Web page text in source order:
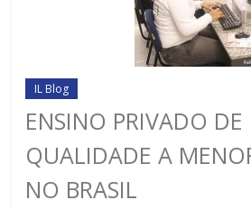
IL Blog
ENSINO PRIVADO DE
QUALIDADE A
NO BRASIL